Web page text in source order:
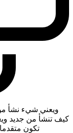
ويعني شيء نشأ
كيف تنشأ من جديد
تكون